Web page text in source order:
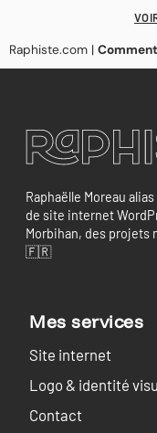
Raphiste.com |
Raphaëlle Moreau
de site internet
Morbihan, des projets
🇫🇷
Mes services
Site internet
Logo & identité
Contact